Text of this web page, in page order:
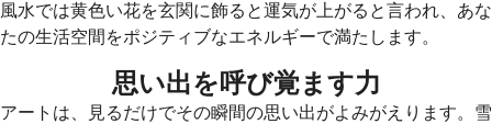
風水では黄色い花を玄関に飾ると運気が上がると言われ、あな
たの生活空間をポジティブなエネルギーで満たします。
思い出を呼び覚ます力
アートは、見るだけでその瞬間の思い出がよみがえります。雪